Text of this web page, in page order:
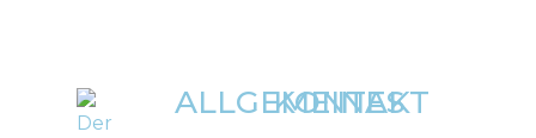
Der
ALLGEMEINES
KONTAKT